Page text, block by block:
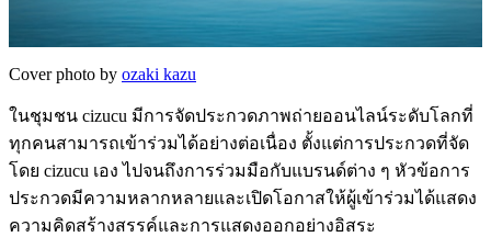
Cover photo by ozaki kazu
ในชุมชน cizucu มีการจัดประกวดภาพถ่ายออนไลน์ระดับโลกที่
ทุกคนสามารถเข้าร่วมได้อย่างต่อเนื่อง ตั้งแต่การประกวดที่จัด
โดย cizucu เอง ไปจนถึงการร่วมมือกับแบรนด์ต่าง ๆ หัวข้อการ
ประกวดมีความหลากหลายและเปิดโอกาสให้ผู้เข้าร่วมได้แสดง
ความคิดสร้างสรรค์และการแสดงออกอย่างอิสระ